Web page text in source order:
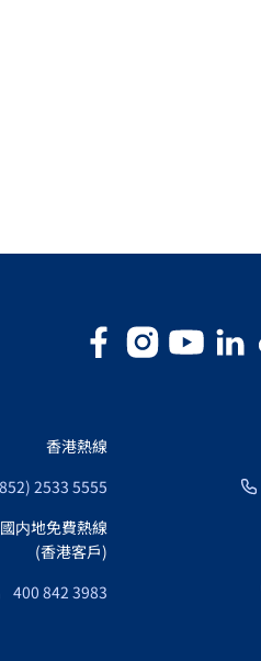
香港熱線
2533 5555
内地免費熱線
(香港客戶)
400 842 3983